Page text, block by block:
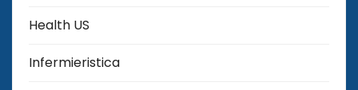
Health US
Infermieristica